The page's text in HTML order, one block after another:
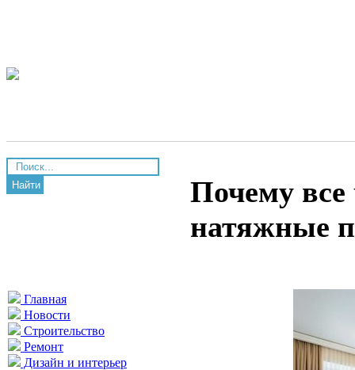
Найти
Главная
Новости
Строительство
Ремонт
Дизайн и интерьер
Почему
натяжные